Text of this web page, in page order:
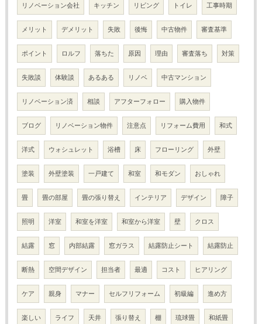
リノベーション会社 キッチン リビング トイレ 工事時期
メリット デメリット 失敗 後悔 中古物件 審査基準
ポイント ロルフ 落ちた 原因 理由 審査落ち 対策
失敗談 体験談 あるある リノベ 中古マンション
リノベーション済 相談 アフターフォロー 購入物件
ブログ リノベーション物件 注意点 リフォーム費用 和式
洋式 ウォシュレット 浴槽 床 フローリング 外壁
塗装 外壁塗装 一戸建て 和室 和モダン おしゃれ
畳 畳の部屋 畳の張り替え インテリア デザイン 障子
照明 洋室 和室を洋室 和室から洋室 壁 クロス
結露 窓 内部結露 窓ガラス 結露防止シート 結露防止
断熱 空間デザイン 担当者 最適 コスト ヒアリング
ケア 親身 マナー セルフリフォーム 初級編 進め方
楽しい ライフ 天井 張り替え 棚 琉球畳 和紙畳